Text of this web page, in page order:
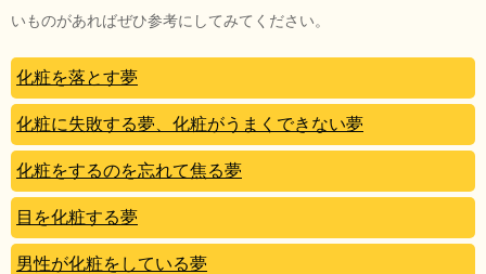
いものがあればぜひ参考にしてみてください。
化粧を落とす夢
化粧に失敗する夢、化粧がうまくできない夢
化粧をするのを忘れて焦る夢
目を化粧する夢
男性が化粧をしている夢